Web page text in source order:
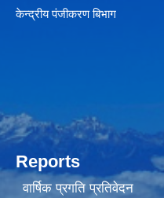
केन्द्रीय पंजीकरण बिभाग
Reports
वार्षिक प्रगति प्रतिवेदन